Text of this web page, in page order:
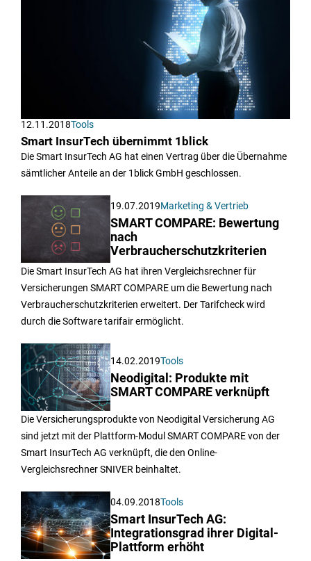
12.11.2018Tools
Smart InsurTech übernimmt 1blick
Die Smart InsurTech AG hat einen Vertrag über die Übernahme
sämtlicher Anteile an der 1blick GmbH geschlossen.
19.07.2019Marketing & Vertrieb
SMART COMPARE: Bewertung
nach
Verbraucherschutzkriterien
Die Smart InsurTech AG hat ihren Vergleichsrechner für
Versicherungen SMART COMPARE um die Bewertung nach
Verbraucherschutzkriterien erweitert. Der Tarifcheck wird
durch die Software tarifair ermöglicht.
14.02.2019Tools
Neodigital: Produkte mit
SMART COMPARE verknüpft
Die Versicherungsprodukte von Neodigital Versicherung AG
sind jetzt mit der Plattform-Modul SMART COMPARE von der
Smart InsurTech AG verknüpft, die den Online-
Vergleichsrechner SNIVER beinhaltet.
04.09.2018Tools
Smart InsurTech AG:
Integrationsgrad ihrer Digital-
Plattform erhöht